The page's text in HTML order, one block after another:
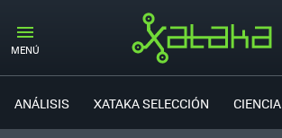
MENÚ
ANÁLISIS XATAKA SELECCIÓN CIENCIA